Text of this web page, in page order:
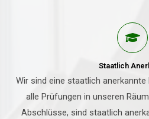
Staatlich
Wir sind eine staatlich
alle Prüfungen in unseren
Abschlüsse, sind staatlich